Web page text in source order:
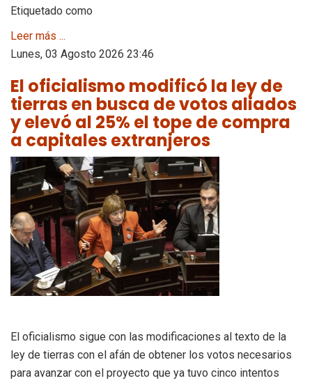
Etiquetado como
Leer más ...
Lunes, 03 Agosto 2026 23:46
El oficialismo modificó la ley de
tierras en busca de votos aliados
y elevó al 25% el tope de compra
a capitales extranjeros
El oficialismo sigue con las modificaciones al texto de la
ley de tierras con el afán de obtener los votos necesarios
para avanzar con el proyecto que ya tuvo cinco intentos